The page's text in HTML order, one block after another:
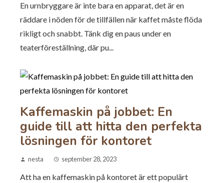
En urnbryggare är inte bara en apparat, det är en
räddare i nöden för de tillfällen när kaffet måste flöda
rikligt och snabbt. Tänk dig en paus under en
teaterföreställning, där pu...
Kaffemaskin på jobbet: En
guide till att hitta den perfekta
lösningen för kontoret
nesta september 28, 2023
Att ha en kaffemaskin på kontoret är ett populärt